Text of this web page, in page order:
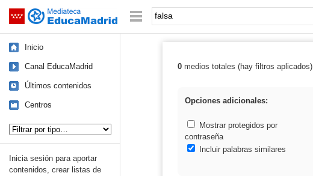
Saltar navegación Palabra o frase:
Inicio
Canal EducaMadrid
Últimos contenidos
Centros
Inicia sesión para aportar
contenidos, crear listas de
Resultados de: falsa
0medios totales (hay filtros aplicados)
Opciones adicionales:
Mostrar protegidos por
contraseña
Incluir palabras similares